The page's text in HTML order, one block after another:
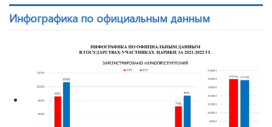
Инфографика по официальным данным